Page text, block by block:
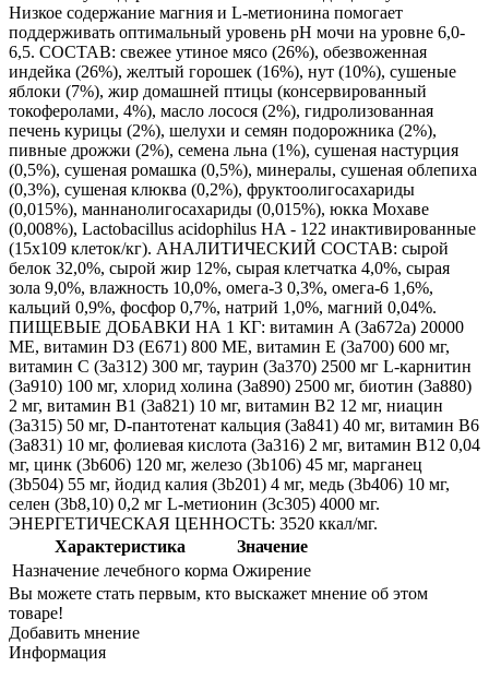
Низкое содержание магния и L-метионина помогает
поддерживать оптимальный уровень pH мочи на уровне 6,0-
6,5. СОСТАВ: свежее утиное мясо (26%), обезвоженная
индейка (26%), желтый горошек (16%), нут (10%), сушеные
яблоки (7%), жир домашней птицы (консервированный
токоферолами, 4%), масло лосося (2%), гидролизованная
печень курицы (2%), шелухи и семян подорожника (2%),
пивные дрожжи (2%), семена льна (1%), сушеная настурция
(0,5%), сушеная ромашка (0,5%), минералы, сушеная облепиха
(0,3%), сушеная клюква (0,2%), фруктоолигосахариды
(0,015%), маннанолигосахариды (0,015%), юкка Мохаве
(0,008%), Lactobacillus acidophilus HA - 122 инактивированные
(15x109 клеток/кг). АНАЛИТИЧЕСКИЙ СОСТАВ: сырой
белок 32,0%, сырой жир 12%, сырая клетчатка 4,0%, сырая
зола 9,0%, влажность 10,0%, омега-3 0,3%, омега-6 1,6%,
кальций 0,9%, фосфор 0,7%, натрий 1,0%, магний 0,04%.
ПИЩЕВЫЕ ДОБАВКИ НА 1 КГ: витамин A (3a672a) 20000
МЕ, витамин D3 (E671) 800 МЕ, витамин E (3a700) 600 мг,
витамин C (3a312) 300 мг, таурин (3a370) 2500 мг L-карнитин
(3a910) 100 мг, хлорид холина (3a890) 2500 мг, биотин (3a880)
2 мг, витамин B1 (3a821) 10 мг, витамин B2 12 мг, ниацин
(3a315) 50 мг, D-пантотенат кальция (3a841) 40 мг, витамин B6
(3a831) 10 мг, фолиевая кислота (3a316) 2 мг, витамин B12 0,04
мг, цинк (3b606) 120 мг, железо (3b106) 45 мг, марганец
(3b504) 55 мг, йодид калия (3b201) 4 мг, медь (3b406) 10 мг,
селен (3b8,10) 0,2 мг L-метионин (3c305) 4000 мг.
ЭНЕРГЕТИЧЕСКАЯ ЦЕННОСТЬ: 3520 ккал/мг.
Характеристика
Значение
Назначение лечебного корма Ожирение
Вы можете стать первым, кто выскажет мнение об этом
товаре!
Добавить мнение
Информация